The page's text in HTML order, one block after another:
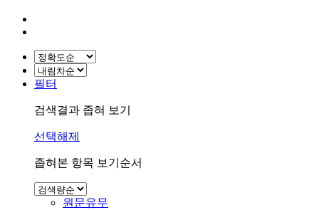
필터
검색결과 좁혀 보기
선택해제
좁혀본 항목 보기순서
원문유무